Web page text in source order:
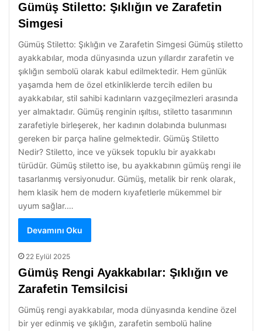
Gümüş Stiletto: Şıklığın ve Zarafetin
Simgesi
Gümüş Stiletto: Şıklığın ve Zarafetin Simgesi Gümüş stiletto
ayakkabılar, moda dünyasında uzun yıllardır zarafetin ve
şıklığın sembolü olarak kabul edilmektedir. Hem günlük
yaşamda hem de özel etkinliklerde tercih edilen bu
ayakkabılar, stil sahibi kadınların vazgeçilmezleri arasında
yer almaktadır. Gümüş renginin ışıltısı, stiletto tasarımının
zarafetiyle birleşerek, her kadının dolabında bulunması
gereken bir parça haline gelmektedir. Gümüş Stiletto
Nedir? Stiletto, ince ve yüksek topuklu bir ayakkabı
türüdür. Gümüş stiletto ise, bu ayakkabının gümüş rengi ile
tasarlanmış versiyonudur. Gümüş, metalik bir renk olarak,
hem klasik hem de modern kıyafetlerle mükemmel bir
uyum sağlar.…
Devamını Oku
22 Eylül 2025
Gümüş Rengi Ayakkabılar: Şıklığın ve
Zarafetin Temsilcisi
Gümüş rengi ayakkabılar, moda dünyasında kendine özel
bir yer edinmiş ve şıklığın, zarafetin sembolü haline